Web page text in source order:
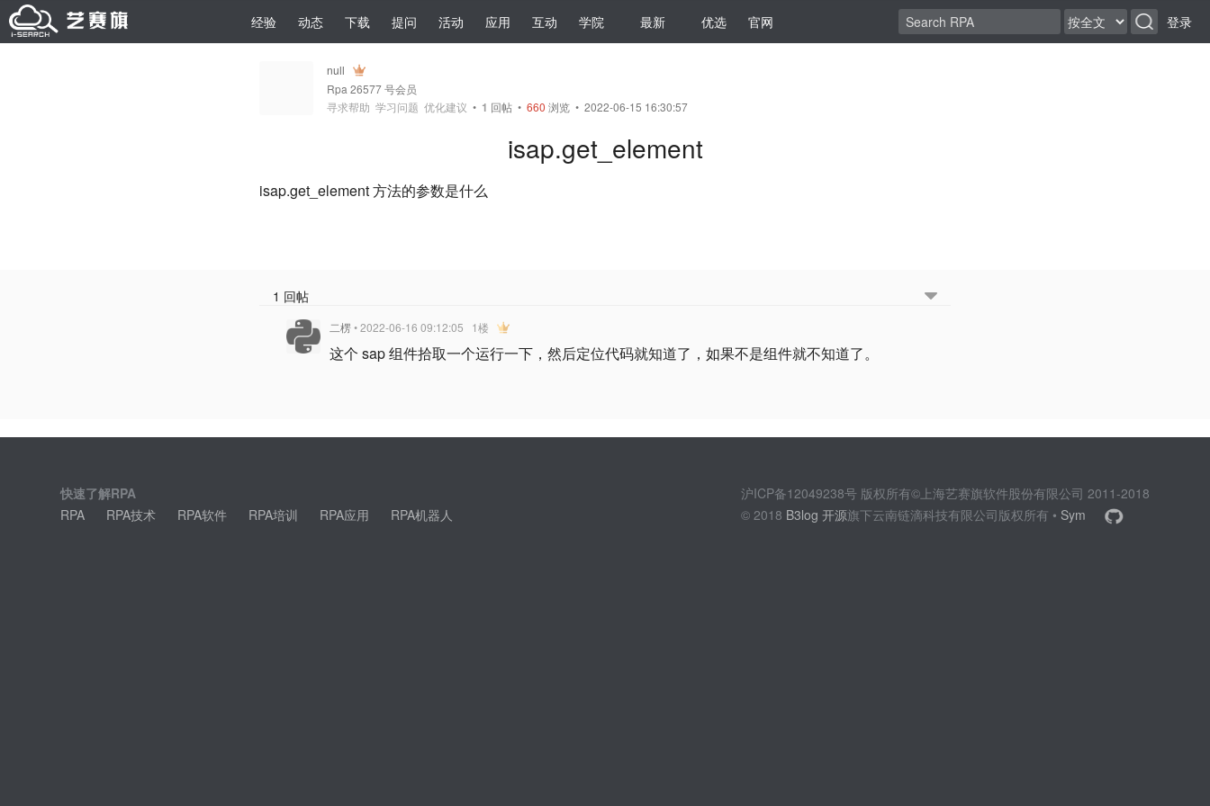
经验 动态 下载 提问 活动 应用 互动 学院 最新 优选 官网 登录
null
Rpa 26577 号会员
寻求帮助 学习问题 优化建议 • 1 回帖 • 660 浏览 • 2022-06-15 16:30:57
isap.get_element
isap.get_element 方法的参数是什么
1 回帖
二楞• 2022-06-16 09:12:05 1楼
这个 sap 组件拾取一个运行一下，然后定位代码就知道了，如果不是组件就不知道了。
快速了解RPA
RPA
RPA技术 RPA软件 RPA培训 RPA应用 RPA机器人
沪ICP备12049238号 版权所有©上海艺赛旗软件股份有限公司 2011-2018
© 2018 B3log 开源旗下云南链滴科技有限公司版权所有 • Sym